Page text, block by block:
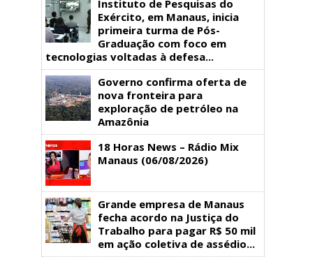
Instituto de Pesquisas do
Exército, em Manaus, inicia
primeira turma de Pós-
Graduação com foco em
tecnologias voltadas à defesa...
Governo confirma oferta de
nova fronteira para
exploração de petróleo na
Amazônia
18 Horas News​​​​​​​​​​​​ – Rádio Mix
Manaus (06/08/2026)
Grande empresa de Manaus
fecha acordo na Justiça do
Trabalho para pagar R$ 50 mil
em ação coletiva de assédio...